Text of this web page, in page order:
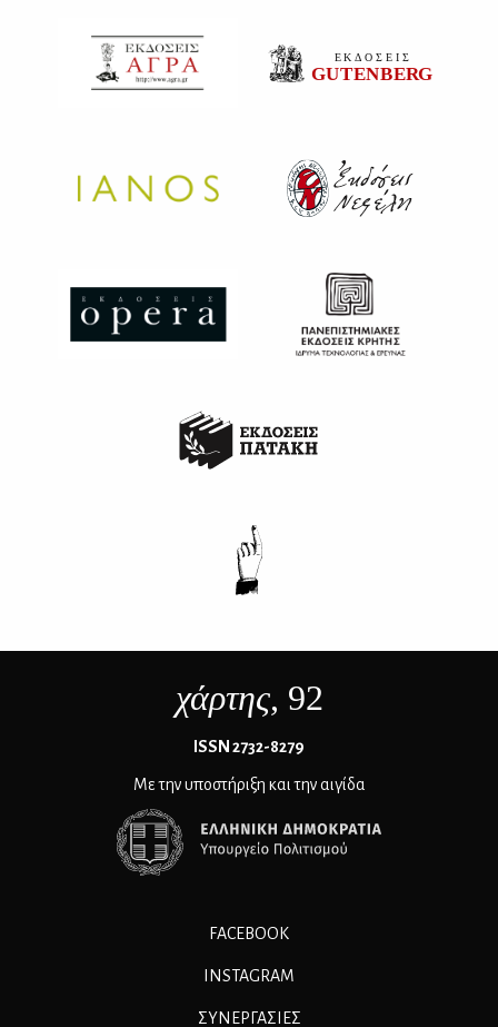
χάρτης, 92
ΙSSN 2732-8279
Με την υποστήριξη και την αιγίδα
FACEBOOK
INSTAGRAM
ΣΥΝΕΡΓΑΣΊΕΣ